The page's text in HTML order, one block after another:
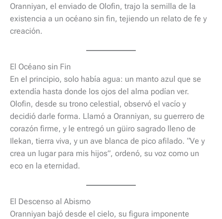
Oranniyan, el enviado de Olofin, trajo la semilla de la
existencia a un océano sin fin, tejiendo un relato de fe y
creación.
El Océano sin Fin
En el principio, solo había agua: un manto azul que se
extendía hasta donde los ojos del alma podían ver.
Olofin, desde su trono celestial, observó el vacío y
decidió darle forma. Llamó a Oranniyan, su guerrero de
corazón firme, y le entregó un güiro sagrado lleno de
Ilekan, tierra viva, y un ave blanca de pico afilado. “Ve y
crea un lugar para mis hijos”, ordenó, su voz como un
eco en la eternidad.
El Descenso al Abismo
Oranniyan bajó desde el cielo, su figura imponente